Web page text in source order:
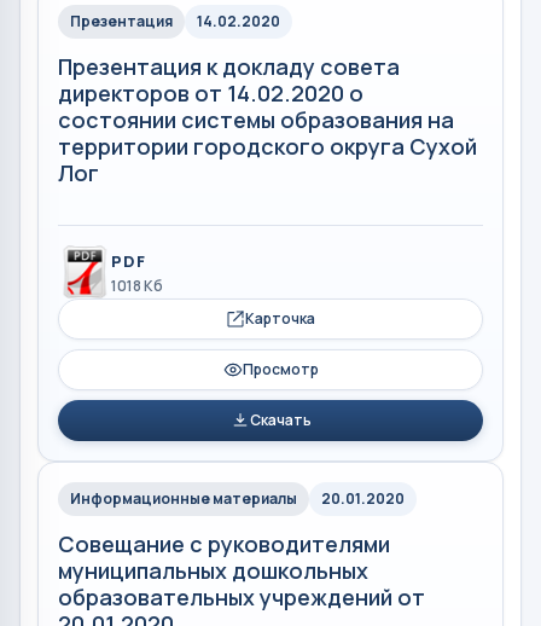
Презентация 14.02.2020
Презентация к докладу совета
директоров от 14.02.2020 о
состоянии системы образования на
территории городского округа Сухой
Лог
PDF
1018 Кб
Карточка
Просмотр
Скачать
Информационные материалы 20.01.2020
Совещание с руководителями
муниципальных дошкольных
образовательных учреждений от